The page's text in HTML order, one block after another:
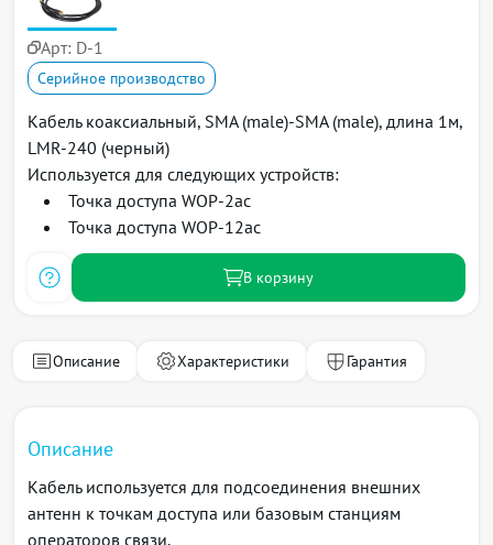
Арт: D-1
Серийное производство
Кабель коаксиальный, SMA (male)-SMA (male), длина 1м,
LMR-240 (черный)
Используется для следующих устройств:
Точка доступа WOP-2ac
Точка доступа WOP-12ac
В корзину
Описание Характеристики Гарантия
Описание
Кабель используется для подсоединения внешних
антенн к точкам доступа или базовым станциям
операторов связи.